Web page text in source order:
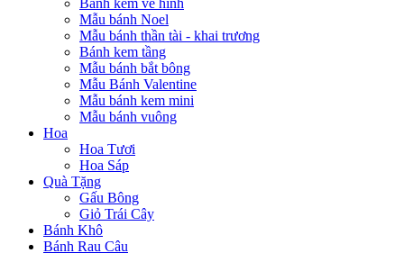
Bánh kem vẽ hình
Mẫu bánh Noel
Mẫu bánh thần tài - khai trương
Bánh kem tầng
Mẫu bánh bắt bông
Mẫu Bánh Valentine
Mẫu bánh kem mini
Mẫu bánh vuông
Hoa
Hoa Tươi
Hoa Sáp
Quà Tặng
Gấu Bông
Giỏ Trái Cây
Bánh Khô
Bánh Rau Câu